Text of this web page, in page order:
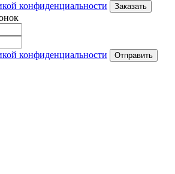
конфиденциальности
конфиденциальности